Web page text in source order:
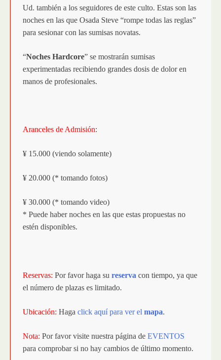
Ud. también a los seguidores de este culto. Estas son las
noches en las que Osada Steve “rompe todas las reglas”
para sesionar con las sumisas novatas.
“Noches Hardcore” se mostrarán sumisas
experimentadas recibiendo grandes dosis de dolor en
manos de profesionales.
Aranceles de Admisión:
¥ 15.000 (viendo solamente)
¥ 20.000 (* tomando fotos)
¥ 30.000 (* tomando video)
* Puede haber noches en las que estas propuestas no
estén disponibles.
Reservas: Por favor haga su reserva con tiempo, ya que
el número de plazas es limitado.
Ubicación: Haga click aquí para ver el mapa.
Nota: Por favor visite nuestra página de EVENTOS
para comprobar si no hay cambios de último momento.